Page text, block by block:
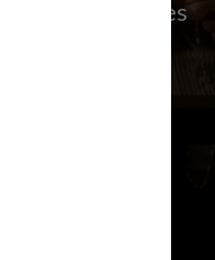
curiosidades